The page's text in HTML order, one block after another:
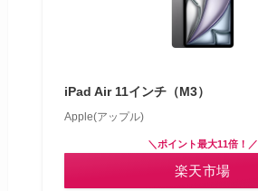
iPad Air 11インチ（M3）
Apple(アップル)
＼ポイント最大11倍！／
楽天市場